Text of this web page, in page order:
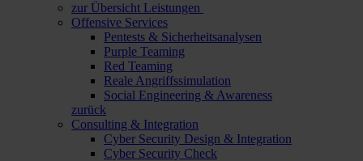
zur Übersicht Leistungen
Offensive Services
Pentests & Sicherheitsanalysen
Purple Teaming
Red Teaming
Reale Angriffssimulation
Social Engineering & Awareness
zurück
Consulting & Integration
Cyber Security Design & Integration
Cyber Security Check